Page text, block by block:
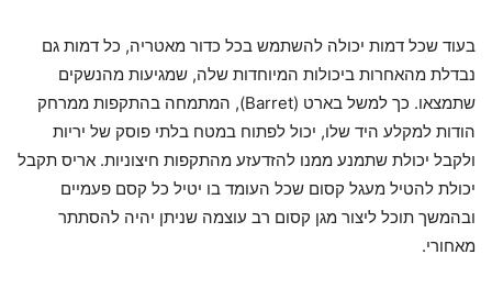
בעוד שכל דמות יכולה להשתמש בכל כדור מאטריה, כל דמות גם
נבדלת מהאחרות ביכולות המיוחדות שלה, שמגיעות מהנשקים
שתמצאו. כך למשל בארט (Barret), המתמחה בהתקפות ממרחק
הודות למקלע היד שלו, יכול לפתוח במטח בלתי פוסק של יריות
ולקבל יכולת שתמנע ממנו להזדעזע מהתקפות חיצוניות. אריס תקבל
יכולת להטיל מעגל קסום שכל העומד בו יטיל כל קסם פעמיים
ובהמשך תוכל ליצור מגן קסום רב עוצמה שניתן יהיה להסתתר
מאחורי.